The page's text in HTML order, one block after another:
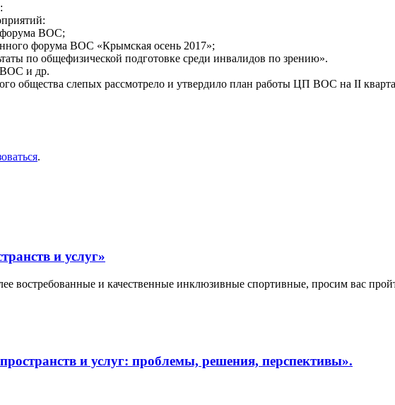
форума ВОС;
форума ВОС «Крымская осень 2017»;
по общефизической подготовке среди инвалидов по зрению».
ВОС и др.
общества слепых рассмотрело и утвердило план работы ЦП ВОС на II
.
и услуг»
востребованные и качественные инклюзивные спортивные, просим вас
и услуг: проблемы, решения, перспективы».